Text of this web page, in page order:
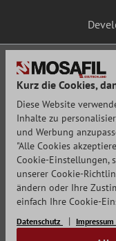
Kurz die Cookies,
Diese Website
Inhalte zu
und Werbung
"Alle Cookies
Cookie-Einstellungen,
unserer Cookie-
ändern oder Ihre
einfach Ihre Cookie-
Datenschutz Impressum